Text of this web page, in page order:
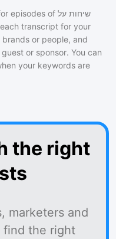
episodes of שיחות על
transcript for your
or people, and
or sponsor. You can
your keywords are
the right
marketers and
find the right